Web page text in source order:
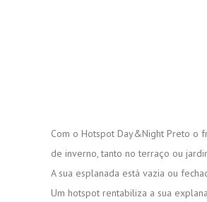
Com o Hotspot Day&Night Preto o
de inverno, tanto no terraço ou
A sua esplanada está vazia ou
Um hotspot rentabiliza a sua